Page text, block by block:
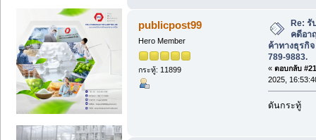
publicpost99
Hero Member
กระทู้: 11899
Re: รั
คดีอา
ค้าทางธุรกิ
789-9883.
« ตอบกลับ
2025,
ดันกระทู้